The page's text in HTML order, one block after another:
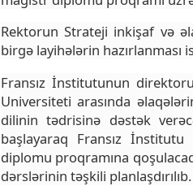
Rektorun Strateji inkişaf və
birgə layihələrin
Fransız İnstitutunun
Universiteti arasında
dilinin tədrisinə dəstək
başlayaraq Fransız
diplomu proqramına
dərslərinin təşkili planlaşdırılıb.